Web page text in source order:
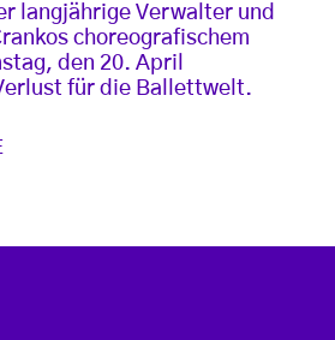
langjährige Verwalter und
choreografischem
den 20. April
für die Ballettwelt.